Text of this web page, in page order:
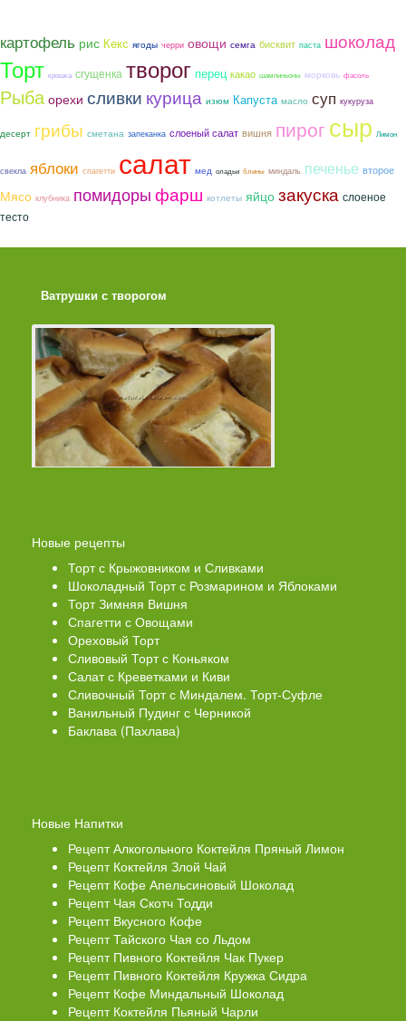
картофель рис Кекс ягоды черри овощи семга бисквит паста шоколад
Торт крошка сгущенка творог перец какао шампиньоны морковь фасоль
Рыба орехи сливки курица изюм Капуста масло суп кукуруза
десерт грибы сметана запеканка слоеный салат вишня пирог сыр Лимон
свекла яблоки спагетти салат мед оладьи блины миндаль печенье второе
Мясо клубника помидорыфарш котлеты яйцо закуска слоеное
тесто
Ватрушки с творогом
Новые рецепты
Торт с Крыжовником и Сливками
Шоколадный Торт с Розмарином и Яблоками
Торт Зимняя Вишня
Спагетти с Овощами
Ореховый Торт
Сливовый Торт с Коньяком
Салат с Креветками и Киви
Сливочный Торт с Миндалем. Торт-Суфле
Ванильный Пудинг с Черникой
Баклава (Пахлава)
Новые Напитки
Рецепт Алкогольного Коктейля Пряный Лимон
Рецепт Коктейля Злой Чай
Рецепт Кофе Апельсиновый Шоколад
Рецепт Чая Скотч Тодди
Рецепт Вкусного Кофе
Рецепт Тайского Чая со Льдом
Рецепт Пивного Коктейля Чак Пукер
Рецепт Пивного Коктейля Кружка Сидра
Рецепт Кофе Миндальный Шоколад
Рецепт Коктейля Пьяный Чарли